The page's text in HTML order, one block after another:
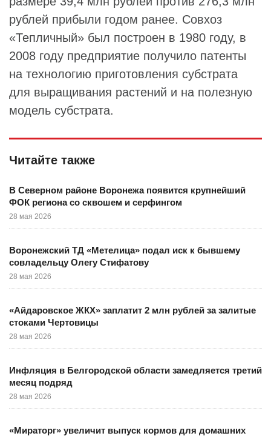
рублей прибыли годом ранее. Совхоз
«Тепличный» был построен в 1980 году, в
2008 году предприятие получило патенты
на технологию приготовления субстрата
для выращивания растений и на полезную
модель субстрата.
Читайте также
В Северном районе Воронежа появится крупнейший
ФОК региона со сквошем и серфингом
28 мая 2026
Воронежский ТД «Метелица» подал иск к бывшему
совладельцу Олегу Стифатову
28 мая 2026
«Айдаровское ЖКХ» заплатит 2 млн рублей за залитые
стоками Чертовицы
28 мая 2026
Инфляция в Белгородской области замедляется третий
месяц подряд
28 мая 2026
«Мираторг» увеличит выпуск кормов для домашних